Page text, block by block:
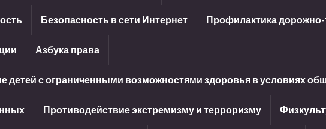
Безопасность в сети Интернет Профилактика
Азбука права
детей с ограниченными возможностями здоровья в условиях
Противодействие экстремизму и терроризму